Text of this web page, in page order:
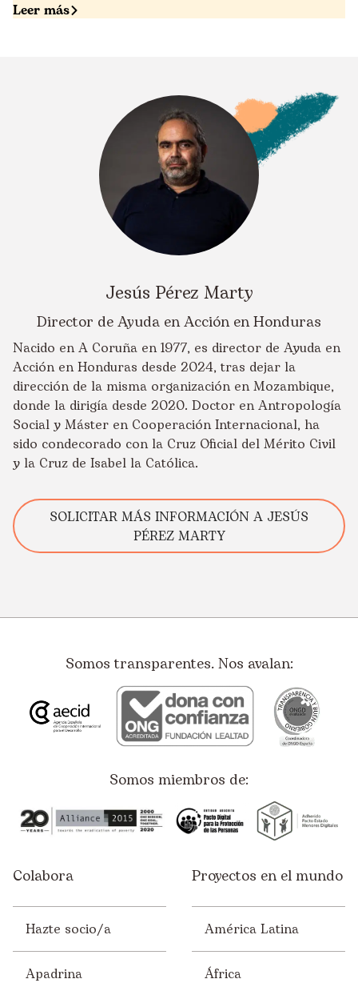
Leer más
Jesús Pérez Marty
Director de Ayuda en Acción en Honduras
Nacido en A Coruña en 1977, es director de Ayuda en
Acción en Honduras desde 2024, tras dejar la
dirección de la misma organización en Mozambique,
donde la dirigía desde 2020. Doctor en Antropología
Social y Máster en Cooperación Internacional, ha
sido condecorado con la Cruz Oficial del Mérito Civil
y la Cruz de Isabel la Católica.
SOLICITAR MÁS INFORMACIÓN A JESÚS
PÉREZ MARTY
Somos transparentes. Nos avalan:
Somos miembros de:
Colabora
Hazte socio/a
Apadrina
Proyectos en el mundo
América Latina
África